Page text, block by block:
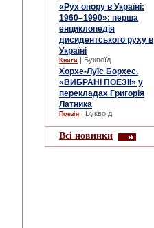
«Рух опору в Україні:
1960–1990»: перша
енциклопедія
дисидентського руху в
Україні
Книги | Буквоїд
Хорхе-Луїс Борхес.
«ВИБРАНІ ПОЕЗІЇ» у
перекладах Григорія
Латника
Поезія | Буквоїд
Всі новинки